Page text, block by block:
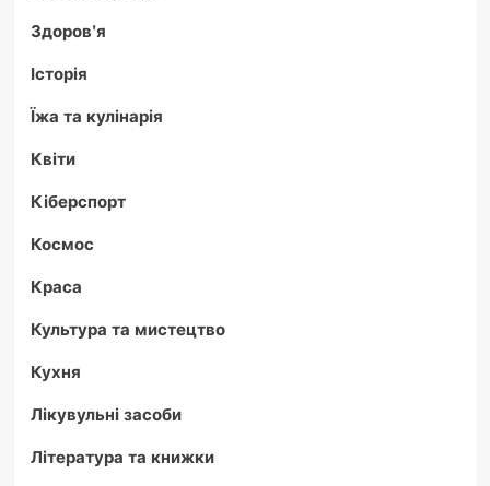
Здоров'я
Історія
Їжа та кулінарія
Квіти
Кіберспорт
Космос
Краса
Культура та мистецтво
Кухня
Лікувульні засоби
Література та книжки